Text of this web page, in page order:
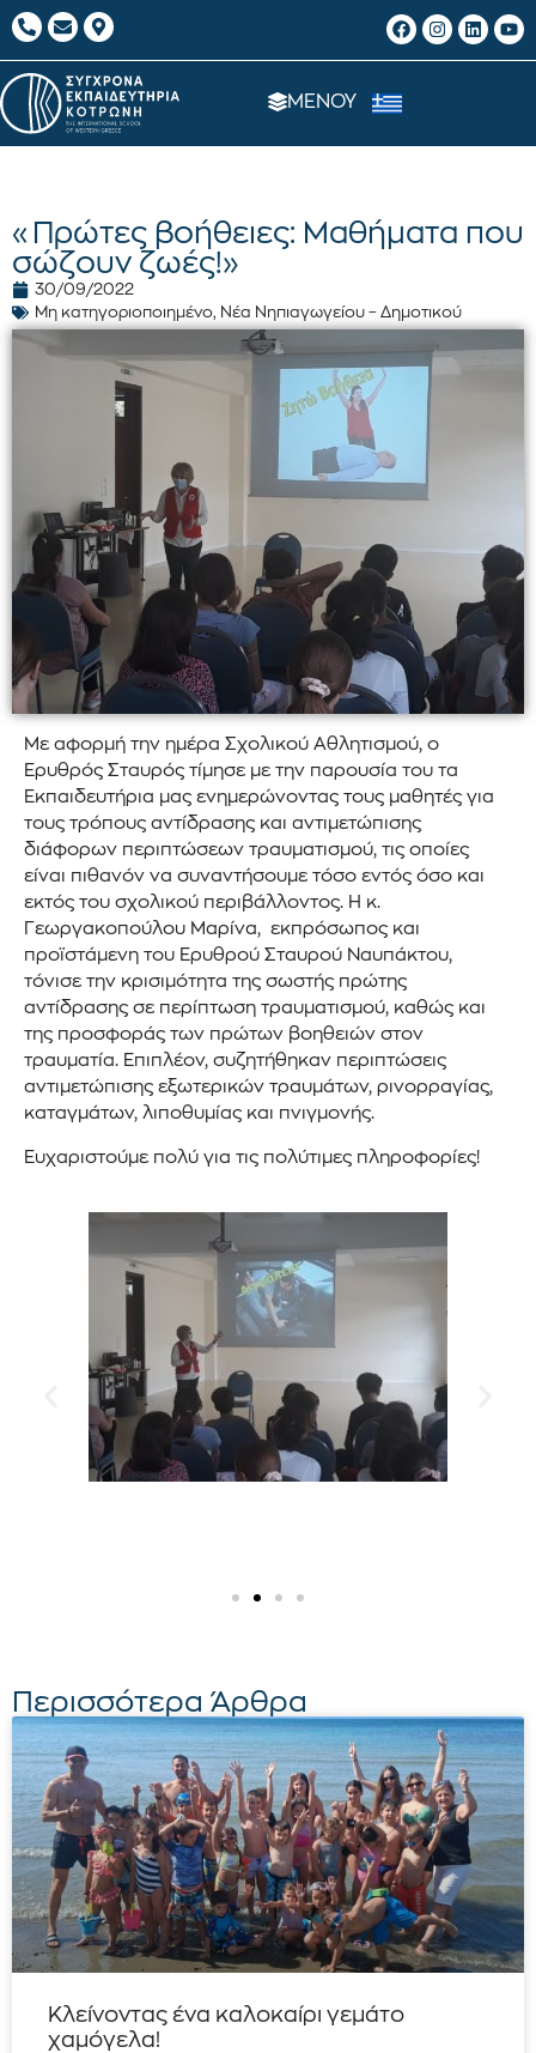
ΜΕΝΟΥ
«Πρώτες βοήθειες: Μαθήματα που
σώζουν ζωές!»
30/09/2022
Μη κατηγοριοποιημένο, Νέα Νηπιαγωγείου – Δημοτικού
Με αφορμή την ημέρα Σχολικού Αθλητισμού, ο
Ερυθρός Σταυρός τίμησε με την παρουσία του τα
Εκπαιδευτήρια μας ενημερώνοντας τους μαθητές για
τους τρόπους αντίδρασης και αντιμετώπισης
διάφορων περιπτώσεων τραυματισμού, τις οποίες
είναι πιθανόν να συναντήσουμε τόσο εντός όσο και
εκτός του σχολικού περιβάλλοντος. Η κ.
Γεωργακοπούλου Μαρίνα, εκπρόσωπος και
προϊστάμενη του Ερυθρού Σταυρού Ναυπάκτου,
τόνισε την κρισιμότητα της σωστής πρώτης
αντίδρασης σε περίπτωση τραυματισμού, καθώς και
της προσφοράς των πρώτων βοηθειών στον
τραυματία. Επιπλέον, συζητήθηκαν περιπτώσεις
αντιμετώπισης εξωτερικών τραυμάτων, ρινορραγίας,
καταγμάτων, λιποθυμίας και πνιγμονής.
Ευχαριστούμε πολύ για τις πολύτιμες πληροφορίες!
Περισσότερα Άρθρα
Κλείνοντας ένα καλοκαίρι γεμάτο
χαμόγελα!